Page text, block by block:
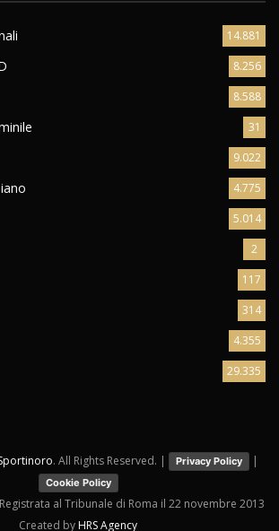
14.881
8.256
8.588
31
9.022
4.775
5.014
2
117
314
4.355
29.335
. All Rights Reserved. | Privacy Policy |
Cookie Policy
al Tribunale di Roma il 22 novembre 2013
Created by HRS Agency